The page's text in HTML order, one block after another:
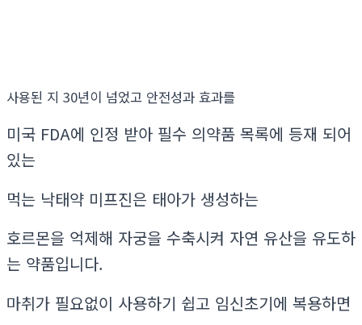
사용된 지 30년이 넘었고 안전성과 효과를
미국 FDA에 인정 받아 필수 의약품 목록에 등재 되어
있는
먹는 낙태약 미프진은 태아가 생성하는
호르몬을 억제해 자궁을 수축시켜 자연 유산을 유도하
는 약품입니다.
마취가 필요없이 사용하기 쉽고 임신초기에 복용하면